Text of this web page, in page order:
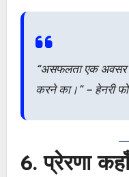
“असफलता एक अवसर
करने का।” – हेनरी
6. प्रेरणा